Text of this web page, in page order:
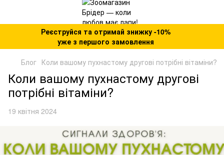
Реєструйся та отримай знижку -10%
уже з першого замовлення
Блог Коли вашому пухнастому другові потрібні вітаміни?
Коли вашому пухнастому другові
потрібні вітаміни?
19 квітня 2024